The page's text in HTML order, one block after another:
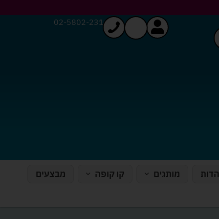
02-5802-231
מותגים קו קופה
מבצעים